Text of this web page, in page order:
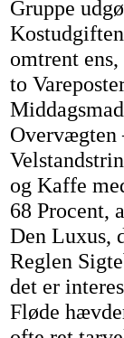
Gruppe
omtrent
to
og Kaffe
68 Procent,
Den Luxus,
Reglen
det er
Fløde